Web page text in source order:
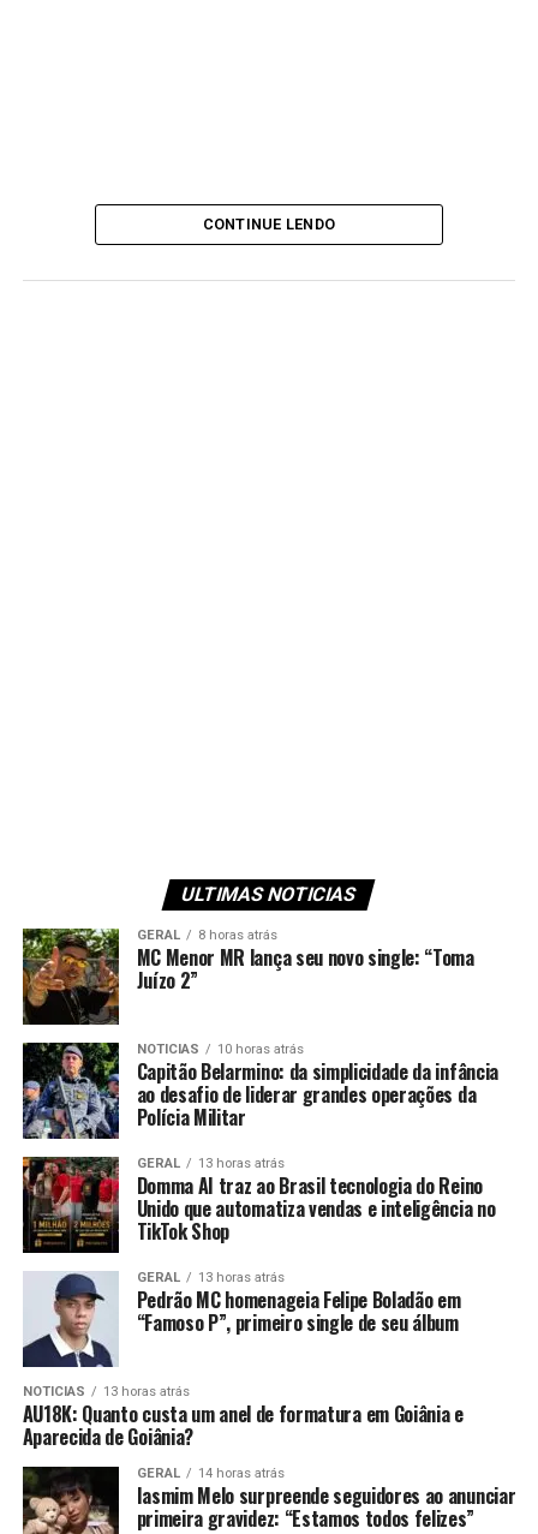
CONTINUE LENDO
ULTIMAS NOTICIAS
GERAL 8 horas atrás
MC Menor MR lança seu novo single: “Toma
Juízo 2”
NOTICIAS 10 horas atrás
Capitão Belarmino: da simplicidade da infância
ao desafio de liderar grandes operações da
Polícia Militar
GERAL 13 horas atrás
Domma AI traz ao Brasil tecnologia do Reino
Unido que automatiza vendas e inteligência no
TikTok Shop
GERAL 13 horas atrás
Pedrão MC homenageia Felipe Boladão em
“Famoso P”, primeiro single de seu álbum
NOTICIAS 13 horas atrás
AU18K: Quanto custa um anel de formatura em Goiânia e
Aparecida de Goiânia?
GERAL 14 horas atrás
Iasmim Melo surpreende seguidores ao anunciar
primeira gravidez: “Estamos todos felizes”